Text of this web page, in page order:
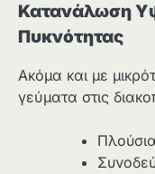
Κατανάλωση
Πυκνότητας
Ακόμα και με
γεύματα στις